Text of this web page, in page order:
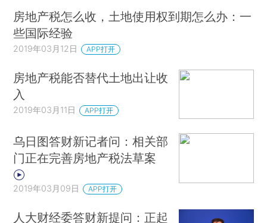
房地产税怎么收，土地使用权到期怎么办：一
些国际经验
2019年03月12日 APP打开
房地产税能否替代土地出让收
入
2019年03月11日 APP打开
乌日图答财新记者问：相关部
门正在完善房地产税法草案
2019年03月09日 APP打开
人大财经委答财新提问：正起